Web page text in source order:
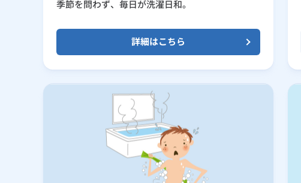
季節を問わず、毎日が洗濯日和。
詳細はこちら